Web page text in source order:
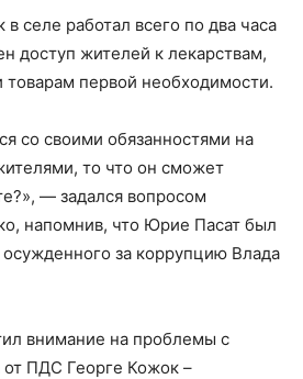
селе работал всего по два часа
доступ жителей к лекарствам,
товарам первой необходимости.
со своими обязанностями на
то что он сможет
— задался вопросом
напомнив, что Юрие Пасат был
за коррупцию Влада
внимание на проблемы с
от ПДС Георге Кожок –